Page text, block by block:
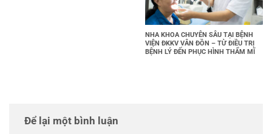
NHA KHOA CHUYÊN SÂU TẠI BỆNH
VIỆN ĐKKV VÂN ĐỒN – TỪ ĐIỀU TRỊ
BỆNH LÝ ĐẾN PHỤC HÌNH THẨM MĨ
Để lại một bình luận